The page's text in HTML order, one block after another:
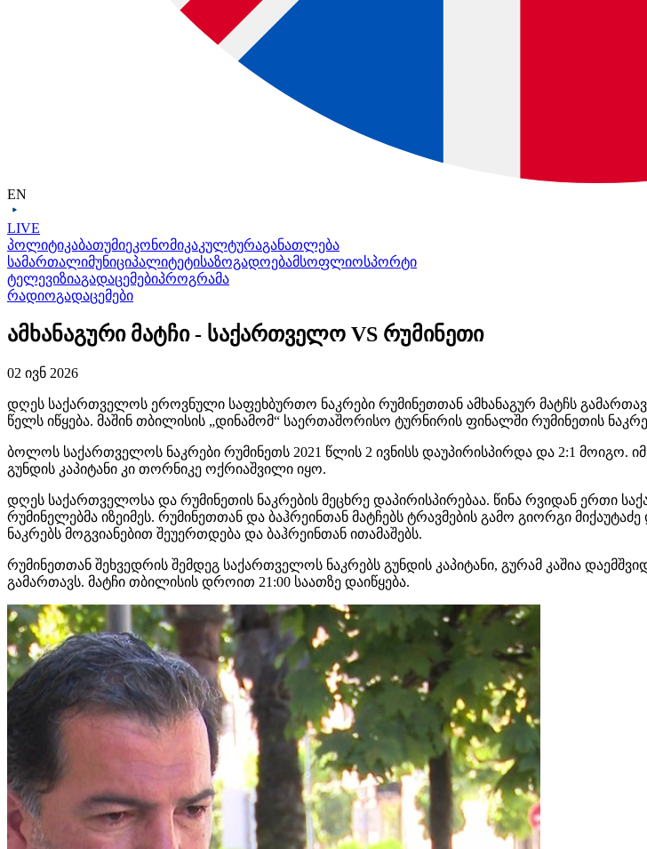
EN
LIVE
პოლიტიკაბათუმიეკონომიკაკულტურაგანათლება
სამართალიმუნიციპალიტეტისაზოგადოებამსოფლიოსპორტი
ტელევიზიაგადაცემებიპროგრამა
რადიოგადაცემები
ამხანაგური მატჩი - საქართველო VS რუმინეთი
02 ივნ 2026
დღეს საქართველოს ეროვნული საფეხბურთო ნაკრები რუმინეთთან ამხანაგურ მატჩს
წელს იწყება. მაშინ თბილისის „დინამომ“ საერთაშორისო ტურნირის ფინალში რუმინეთის
ბოლოს საქართველოს ნაკრები რუმინეთს 2021 წლის 2 ივნისს დაუპირისპირდა და 2:1 მოიგო.
გუნდის კაპიტანი კი თორნიკე ოქრიაშვილი იყო.
დღეს საქართველოსა და რუმინეთის ნაკრების მეცხრე დაპირისპირებაა. წინა რვიდან
რუმინელებმა იზეიმეს. რუმინეთთან და ბაჰრეინთან მატჩებს ტრავმების გამო გიორგი
ნაკრებს მოგვიანებით შეუერთდება და ბაჰრეინთან ითამაშებს.
რუმინეთთან შეხვედრის შემდეგ საქართველოს ნაკრებს გუნდის კაპიტანი, გურამ კაშია
გამართავს. მატჩი თბილისის დროით 21:00 საათზე დაიწყება.